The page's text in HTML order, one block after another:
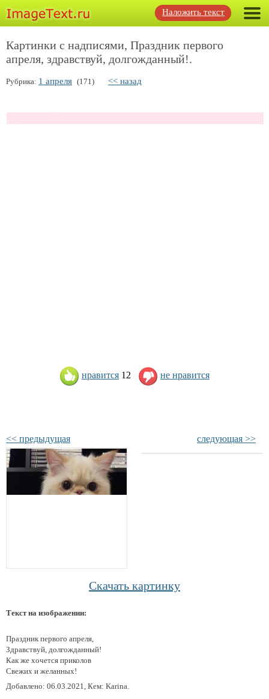
Наложить текст
Картинки с надписями, Праздник первого
апреля, здравствуй, долгожданный!.
Рубрика: 1 апреля (171) << назад
нравится 12 не нравится
<< предыдущая следующая >>
Скачать картинку
Текст на изображении:
Праздник первого апреля,
Здравствуй, долгожданный!
Как же хочется приколов
Свежих и желанных!
Добавлено: 06.03.2021, Кем: Karina.